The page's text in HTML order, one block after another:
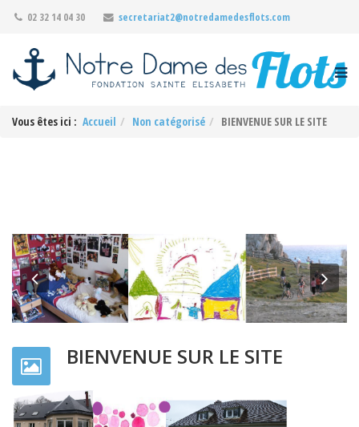
02 32 14 04 30 secretariat2@notredamedesflots.com
Vous êtes ici : Accueil Non catégorisé BIENVENUE SUR LE SITE
Previous
BIENVENUE SUR LE SITE